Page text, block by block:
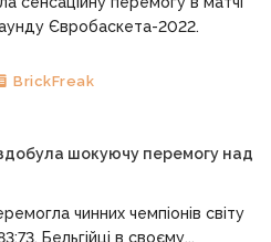
Євробаскета-2022.
BrickFreak
шокуючу перемогу над
чинних чемпіонів світу
Бельгійці в своєму...